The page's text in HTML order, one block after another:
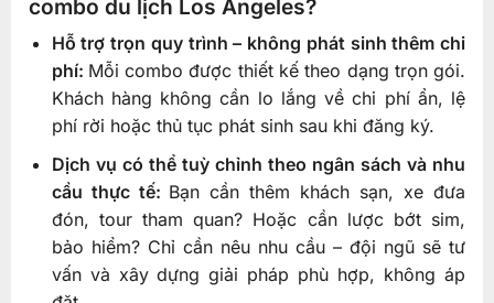
combo du lịch Los Angeles?
Hỗ trợ trọn quy trình – không phát sinh thêm chi
phí: Mỗi combo được thiết kế theo dạng trọn gói.
Khách hàng không cần lo lắng về chi phí ẩn, lệ
phí rời hoặc thủ tục phát sinh sau khi đăng ký.
Dịch vụ có thể tuỳ chỉnh theo ngân sách và nhu
cầu thực tế: Bạn cần thêm khách sạn, xe đưa
đón, tour tham quan? Hoặc cần lược bớt sim,
bảo hiểm? Chỉ cần nêu nhu cầu – đội ngũ sẽ tư
vấn và xây dựng giải pháp phù hợp, không áp